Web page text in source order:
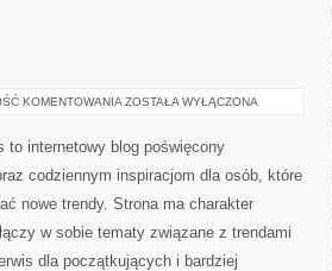
KOMENTOWANIA TRENDY
ZOSTAŁA WYŁĄCZONA
to internetowy blog poświęcony
codziennym inspiracjom dla osób, które
nowe trendy. Strona ma charakter
w sobie tematy związane z trendami
dla początkujących i bardziej